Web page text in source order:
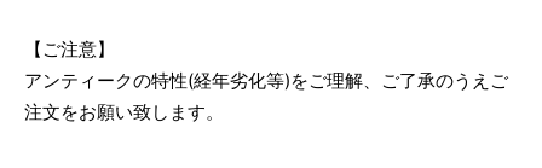
【ご注意】
アンティークの特性(経年劣化等)をご理解、ご了承のうえご
注文をお願い致します。